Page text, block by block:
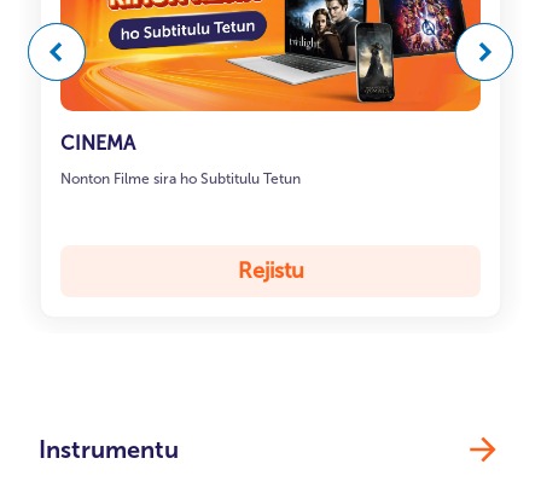
CINEMA
Nonton Filme sira ho Subtitulu Tetun
Rejistu
Anteriór Tuir
Anteriór Tuir
Instrumentu